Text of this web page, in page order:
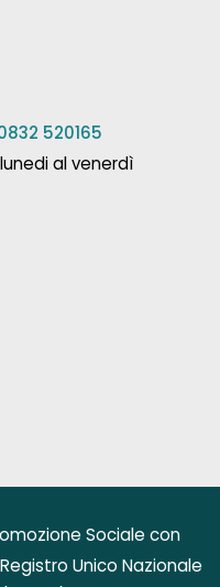
520165
al venerdì
Sociale con
Unico Nazionale